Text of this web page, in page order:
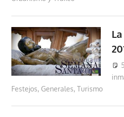
Festejos, Generales, Turismo